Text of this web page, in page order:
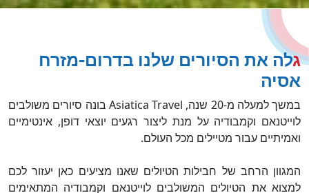
גלה את הסיורים שלנו בדרום-מזרח
אסיה
במשך למעלה מ-20 שנה, Asiatica Travel בונה סיורים משולבים
לוייטנאם וקמבודיה על מנת ליצור רגעים יוצאי דופן, אינטימיים
ואמיתיים עבור מטיילים מכל העולם.
המגוון הרחב של חבילות הטיולים שאנו מציעים כאן יעזור לכם
למצוא את הטיולים המשולבים לוייטנאם וקמבודיה המתאימים